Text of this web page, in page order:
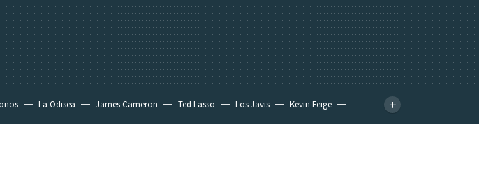
La Odisea James Cameron Ted Lasso Los Javis
Kevin Feige